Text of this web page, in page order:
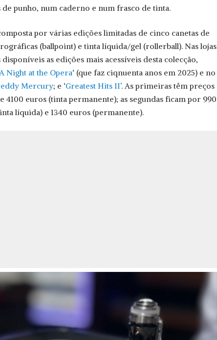
de punho, num caderno e num frasco de tinta.
por várias edições limitadas de cinco canetas de
(ballpoint) e tinta líquida/gel (rollerball). Nas lojas
as edições mais acessíveis desta colecção,
Night at the Opera‘ (que faz ciqnuenta anos em 2025) e no
Mercury; e ‘Greatest Hits II’. As primeiras têm preços
4100 euros (tinta permanente); as segundas ficam por 990
líquida) e 1340 euros (permanente).